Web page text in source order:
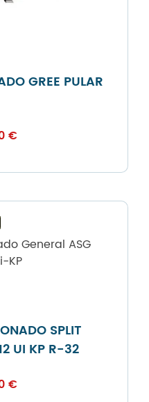
GREE PULAR
€
SPLIT
UI KP R-32
€